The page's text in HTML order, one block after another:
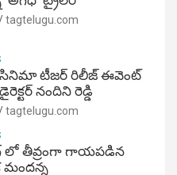
tagtelugu.com
సినిమా టీజర్ రిలీజ్ ఈవెంట్
నందిని రెడ్డి
tagtelugu.com
లో తీవ్రంగా గాయపడిన